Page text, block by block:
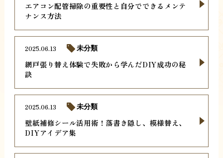
エアコン配管掃除の重要性と自分でできるメンテ
ナンス方法
網戸張り替え体験で失敗から学んだDIY成功の秘
訣
2025.06.13 未分類
壁紙補修シール活用術！落書き隠し、模様替え、
DIYアイデア集
2025.06.13 未分類